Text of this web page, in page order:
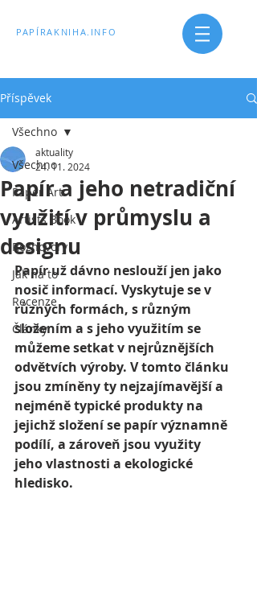
PAPÍRAKNIHA.INFO
Příspěvek
Všechno
Paper Art
Artists Book
Rozhovory
Jak na to
Recenze
Články
Všechno
Papír a jeho netradiční
využití v průmyslu a
designu
aktuality
24. 11. 2024
Papír už dávno neslouží jen jako
nosič informací. Vyskytuje se v
různých formách, s různým
složením a s jeho využitím se
můžeme setkat v nejrůznějších
odvětvích výroby. V tomto článku
jsou zmíněny ty nejzajímavější a
nejméně typické produkty na
jejichž složení se papír významně
podílí, a zároveň jsou využity
jeho vlastnosti a ekologické
hledisko.